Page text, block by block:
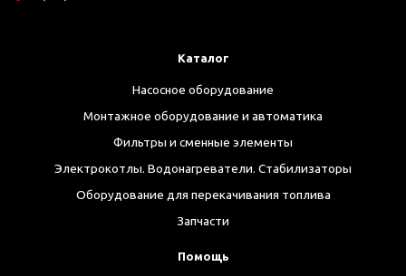
Каталог
Насосное оборудование
Монтажное оборудование и автоматика
Фильтры и сменные элементы
Электрокотлы. Водонагреватели. Стабилизаторы
Оборудование для перекачивания топлива
Запчасти
Помощь